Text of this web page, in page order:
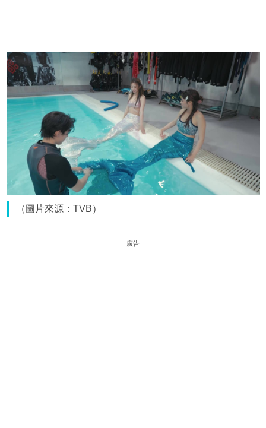
（圖片來源：TVB）
廣告